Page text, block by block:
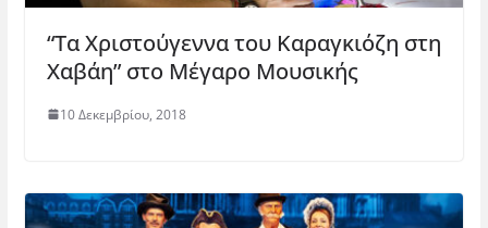
“Τα Χριστούγεννα του Καραγκιόζη στη
Χαβάη” στο Μέγαρο Μουσικής
10 Δεκεμβρίου, 2018